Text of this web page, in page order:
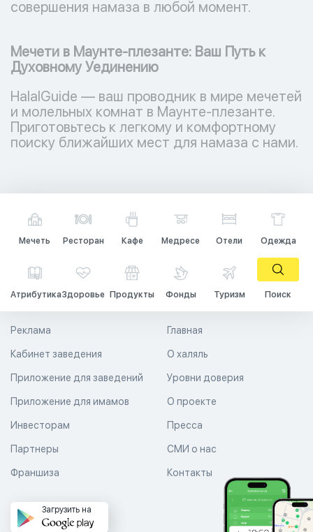
совершения намаза в любой момент.
Мечети в Маунте-плезанте: Ваш Путь к
Духовному Уединению
HalalGuide — ваш проводник в мире мечетей
и молельных комнат в Маунте-плезанте.
Приготовьтесь к легкому и комфортному
поиску ближайших мест для намаза с нами.
Мечеть Ресторан Кафе Медресе Отели Одежда
АтрибутикаЗдоровье Продукты Фонды Туризм Поиск
Главная
О халяль
Уровни доверия
Реклама
Кабинет заведения
Приложение для заведений
Приложение для имамов О проекте
Пресса
СМИ о нас
Контакты
Инвесторам
Партнеры
Франшиза
Загрузить на